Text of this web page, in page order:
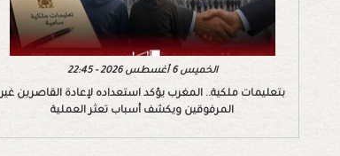
الخميس 6 أغسطس 2026 - 22:45
بتعليمات ملكية.. المغرب يؤكد استعداده لإعادة القاصرين غير
المرفوقين ويكشف أسباب تعثر العملية